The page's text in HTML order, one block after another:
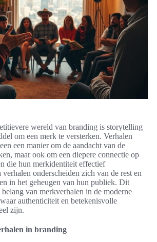
wereld van branding is storytelling
om een merk te versterken. Verhalen
een manier om de aandacht van de
maar ook om een diepere connectie op
die hun merkidentiteit effectief
onderscheiden zich van de rest en
in het geheugen van hun publiek. Dit
van merkverhalen in de moderne
authenticiteit en betekenisvolle
zijn.
in branding